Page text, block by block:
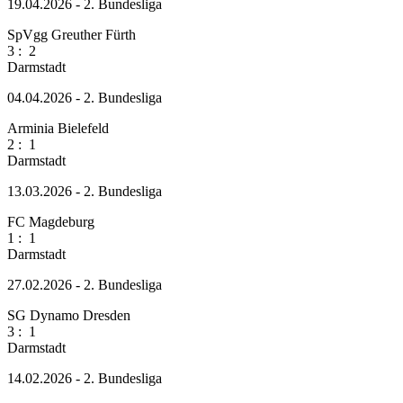
19.04.2026 - 2. Bundesliga
SpVgg Greuther Fürth
3 : 2
Darmstadt
04.04.2026 - 2. Bundesliga
Arminia Bielefeld
2 : 1
Darmstadt
13.03.2026 - 2. Bundesliga
FC Magdeburg
1 : 1
Darmstadt
27.02.2026 - 2. Bundesliga
SG Dynamo Dresden
3 : 1
Darmstadt
14.02.2026 - 2. Bundesliga